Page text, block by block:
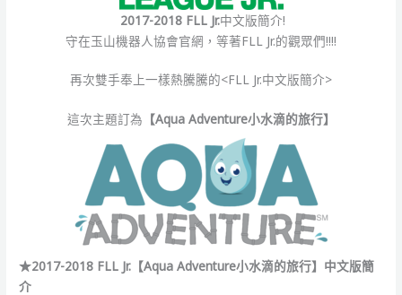
2017-2018 FLL Jr.中文版簡介!
守在玉山機器人協會官網，等著FLL Jr.的觀眾們!!!!
再次雙手奉上一樣熱騰騰的<FLL Jr.中文版簡介>
這次主題訂為 【Aqua Adventure小水滴的旅行】
★2017-2018 FLL Jr.【Aqua Adventure小水滴的旅行】中文版簡
介